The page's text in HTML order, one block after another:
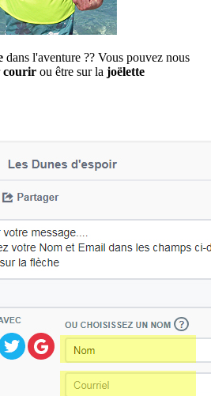
dans l'aventure ?? Vous pouvez nous
courir ou être sur la joëlette